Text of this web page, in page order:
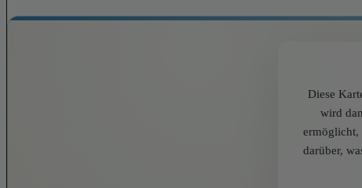
Diese
wird
ermöglicht,
darüber,